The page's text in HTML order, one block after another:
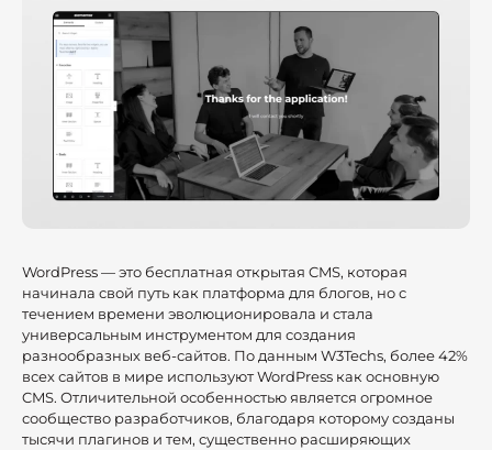
WordPress — это бесплатная открытая CMS, которая
начинала свой путь как платформа для блогов, но с
течением времени эволюционировала и стала
универсальным инструментом для создания
разнообразных веб-сайтов. По данным W3Techs, более 42%
всех сайтов в мире используют WordPress как основную
CMS. Отличительной особенностью является огромное
сообщество разработчиков, благодаря которому созданы
тысячи плагинов и тем, существенно расширяющих